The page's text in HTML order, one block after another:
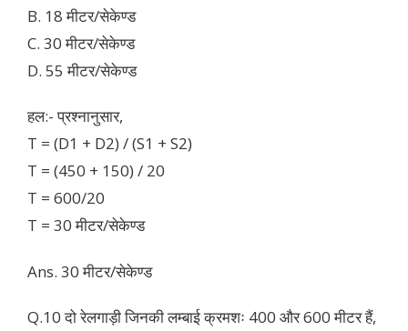
B. 18 मीटर/सेकेण्ड
C. 30 मीटर/सेकेण्ड
D. 55 मीटर/सेकेण्ड
हल:- प्रश्नानुसार,
T = (D1 + D2) / (S1 + S2)
T = (450 + 150) / 20
T = 600/20
T = 30 मीटर/सेकेण्ड
Ans. 30 मीटर/सेकेण्ड
Q.10 दो रेलगाड़ी जिनकी लम्बाई क्रमशः 400 और 600 मीटर हैं,